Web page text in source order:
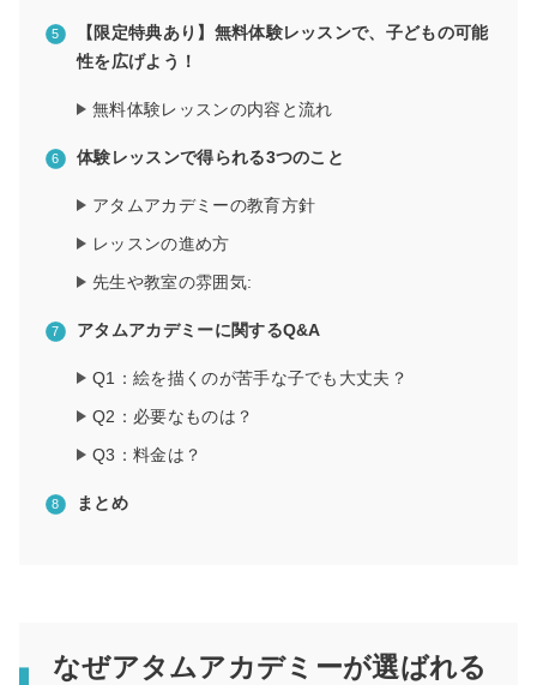
【限定特典あり】無料体験レッスンで、子どもの可能
性を広げよう！
無料体験レッスンの内容と流れ
体験レッスンで得られる3つのこと
アタムアカデミーの教育方針
レッスンの進め方
先生や教室の雰囲気:
アタムアカデミーに関するQ&A
Q1：絵を描くのが苦手な子でも大丈夫？
Q2：必要なものは？
Q3：料金は？
まとめ
なぜアタムアカデミーが選ばれる